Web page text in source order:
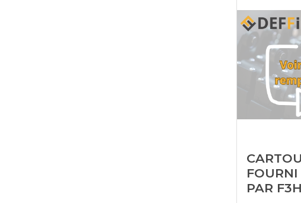
PAR